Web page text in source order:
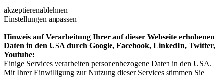
akzeptierenablehnen
Einstellungen anpassen
Hinweis auf Verarbeitung Ihrer auf dieser Webseite erhobenen
Daten in den USA durch Google, Facebook, LinkedIn, Twitter,
Youtube:
Einige Services verarbeiten personenbezogene Daten in den USA.
Mit Ihrer Einwilligung zur Nutzung dieser Services stimmen Sie